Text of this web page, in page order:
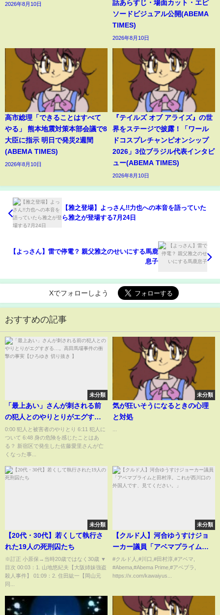
2026年8月10日
話あらすじ・場面カット・エピ
ソードビジュアル公開(ABEMA
TIMES)
2026年8月10日
高市総理「できることはすべて
やる」 熊本地震対策本部会議で8
大臣に指示 明日で発災2週間
(ABEMA TIMES)
2026年8月10日
『テイルズ オブ アライズ』の世
界をステージで披露！「ワール
ドコスプレチャンピオンシップ
2026」3位ブラジル代表インタビ
ュー(ABEMA TIMES)
2026年8月10日
【雅之登場】よっさん!!力也への本音を語っていた
ら雅之が登場する7月24日
【よっさん】雷で停電？ 親父雅之のせいにする馬鹿
息子
Xでフォローしよう
おすすめの記事
未分類
「最上あい」さんが刺される前
の犯人とのやりとりがエグすぎ
る…。高田馬場事件の衝撃の事
実【ひろゆき 切り抜き 】
0:00 犯人と被害者のやりとり 6:11 犯人に
ついて 6:48 身の危険を感じたことはあ
る？ 新宿区で発生した佐藤愛里さんが亡
くなった事...
未分類
気が狂いそうになるときの心理
と対処
未分類
【20代・30代】若くして執行さ
れた19人の死刑囚たち
※訂正 小原保→当時20歳ではなく30歳 ▼
目次 00:03：1. 山地悠紀夫【大阪姉妹強盗
殺人事件】 01:09：2. 住田紘一【岡山元
同...
未分類
【クルド人】河合ゆうすけジョ
ーカー議員「アベマプライムと
田村淳。これが西川口の外国人
です、見てください。」
#クルド人,#川口,#田村淳,#アベマ,
#Abema,#Abema Prime,#アベプラ,
https://x.com/kawaiyus...